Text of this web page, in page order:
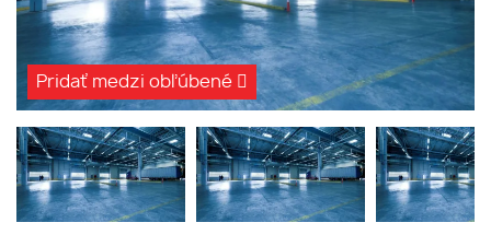
Pridať medzi obľúbené